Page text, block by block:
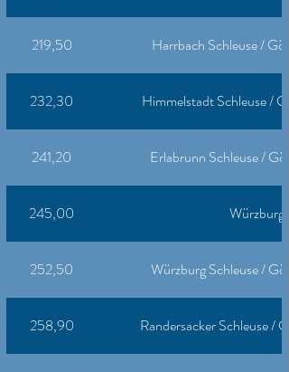
219,50 Harrbach Schleuse /
232,30 Himmelstadt Schleuse /
241,20 Erlabrunn Schleuse /
245,00 Würzburg
252,50 Würzburg Schleuse /
258,90 Randersacker Schleuse /